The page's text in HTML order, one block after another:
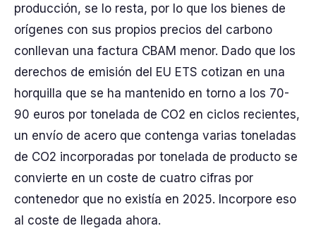
producción, se lo resta, por lo que los bienes de
orígenes con sus propios precios del carbono
conllevan una factura CBAM menor. Dado que los
derechos de emisión del EU ETS cotizan en una
horquilla que se ha mantenido en torno a los 70-
90 euros por tonelada de CO2 en ciclos recientes,
un envío de acero que contenga varias toneladas
de CO2 incorporadas por tonelada de producto se
convierte en un coste de cuatro cifras por
contenedor que no existía en 2025. Incorpore eso
al coste de llegada ahora.